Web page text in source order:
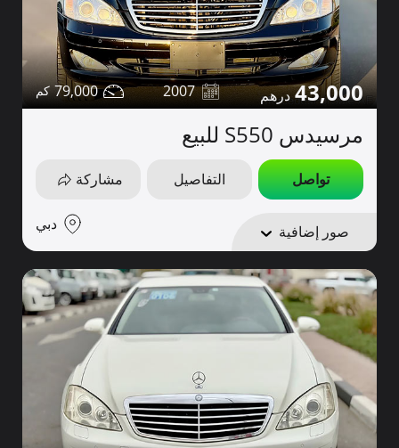
43,000
2007
79,000
مرسيدس S550 للبيع
تواصل التفاصيل مشاركة
صور إضافية دبي